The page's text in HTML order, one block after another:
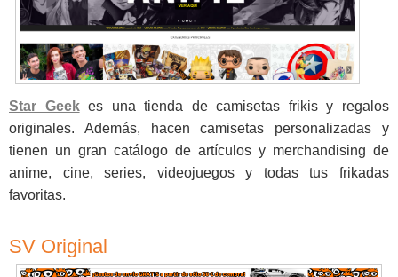
Star Geekes una tienda de camisetas frikis y regalos
originales. Además, hacen camisetas personalizadas y
tienen un gran catálogo de artículos y merchandising de
anime, cine, series, videojuegos y todas tus frikadas
favoritas.
SV Original